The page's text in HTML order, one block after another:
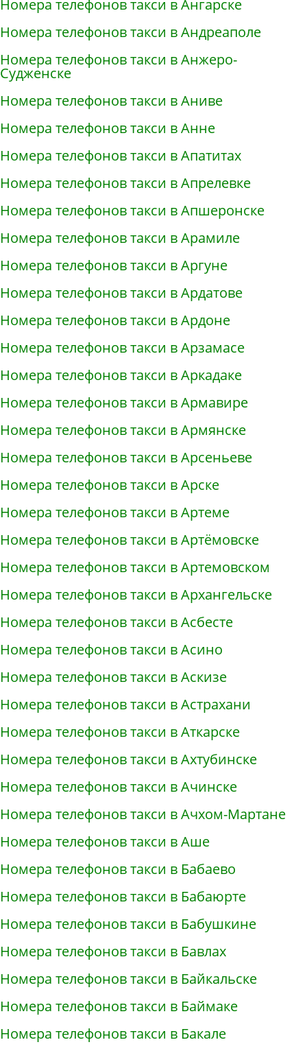
Номера телефонов такси в Ангарске
Номера телефонов такси в Андреаполе
Номера телефонов такси в Анжеро-
Судженске
Номера телефонов такси в Аниве
Номера телефонов такси в Анне
Номера телефонов такси в Апатитах
Номера телефонов такси в Апрелевке
Номера телефонов такси в Апшеронске
Номера телефонов такси в Арамиле
Номера телефонов такси в Аргуне
Номера телефонов такси в Ардатове
Номера телефонов такси в Ардоне
Номера телефонов такси в Арзамасе
Номера телефонов такси в Аркадаке
Номера телефонов такси в Армавире
Номера телефонов такси в Армянске
Номера телефонов такси в Арсеньеве
Номера телефонов такси в Арске
Номера телефонов такси в Артеме
Номера телефонов такси в Артёмовске
Номера телефонов такси в Артемовском
Номера телефонов такси в Архангельске
Номера телефонов такси в Асбесте
Номера телефонов такси в Асино
Номера телефонов такси в Аскизе
Номера телефонов такси в Астрахани
Номера телефонов такси в Аткарске
Номера телефонов такси в Ахтубинске
Номера телефонов такси в Ачинске
Номера телефонов такси в Ачхом-Мартане
Номера телефонов такси в Аше
Номера телефонов такси в Бабаево
Номера телефонов такси в Бабаюрте
Номера телефонов такси в Бабушкине
Номера телефонов такси в Бавлах
Номера телефонов такси в Байкальске
Номера телефонов такси в Баймаке
Номера телефонов такси в Бакале